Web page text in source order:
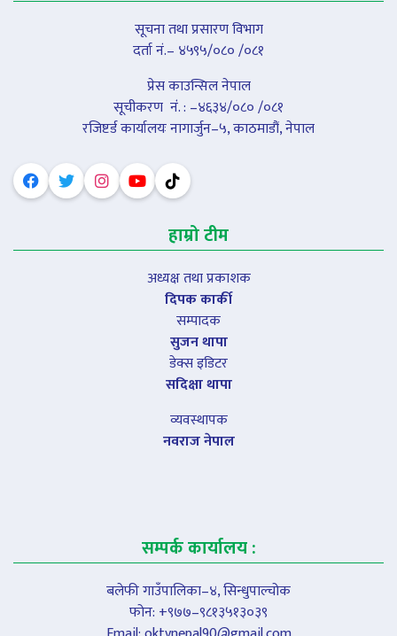
सूचना तथा प्रसारण विभाग
दर्ता नं.– ४५९५/०८० /०८१
प्रेस काउन्सिल नेपाल
सूचीकरण नंं. : –४६३४/०८० /०८१
रजिष्टर्ड कार्यालयः नागार्जुन–५, काठमाडौं, नेपाल
हाम्रो टीम
अध्यक्ष तथा प्रकाशक
दिपक कार्की
सम्पादक
सुजन थापा
डेक्स इडिटर
सदिक्षा थापा
व्यवस्थापक
नवराज नेपाल
सम्पर्क कार्यालय :
बलेफी गाउँपालिका–४, सिन्धुपाल्चोक
फोन: +९७७–९८१३५१३०३९